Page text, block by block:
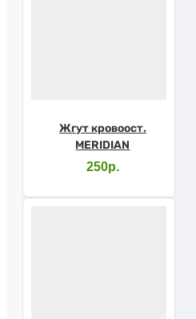
Жгут кровоост.
MERIDIAN
250р.